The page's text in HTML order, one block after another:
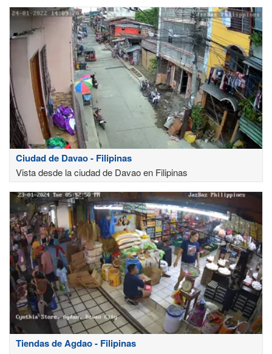
Ciudad de Davao - Filipinas
Vista desde la ciudad de Davao en Filipinas
Tiendas de Agdao - Filipinas